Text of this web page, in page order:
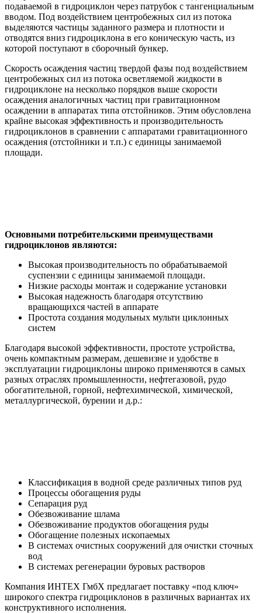
подаваемой в гидроциклон через патрубок с тангенциальным
вводом. Под воздействием центробежных сил из потока
выделяются частицы заданного размера и плотности и
отводятся вниз гидроциклона в его коническую часть, из
которой поступают в сборочный бункер.
Скорость осаждения частиц твердой фазы под воздействием
центробежных сил из потока осветляемой жидкости в
гидроциклоне на несколько порядков выше скорости
осаждения аналогичных частиц при гравитационном
осаждении в аппаратах типа отстойников. Этим обусловлена
крайне высокая эффективность и производительность
гидроциклонов в сравнении с аппаратами гравитационного
осаждения (отстойники и т.п.) с единицы занимаемой
площади.
Основными потребительскими преимуществами
гидроциклонов являются:
Высокая производительность по обрабатываемой
суспензии с единицы занимаемой площади.
Низкие расходы монтаж и содержание установки
Высокая надежность благодаря отсутствию
вращающихся частей в аппарате
Простота создания модульных мульти циклонных
систем
Благодаря высокой эффективности, простоте устройства,
очень компактным размерам, дешевизне и удобстве в
эксплуатации гидроциклоны широко применяются в самых
разных отраслях промышленности, нефтегазовой, рудо
обогатительной, горной, нефтехимической, химической,
металлургической, бурении и д.р.:
Классификация в водной среде различных типов руд
Процессы обогащения руды
Сепарация руд
Обезвоживание шлама
Обезвоживание продуктов обогащения руды
Обогащение полезных ископаемых
В системах очистных сооружений для очистки сточных
вод
В системах регенерации буровых растворов
Компания ИНТЕХ ГмбХ предлагает поставку «под ключ»
широкого спектра гидроциклонов в различных вариантах их
конструктивного исполнения.